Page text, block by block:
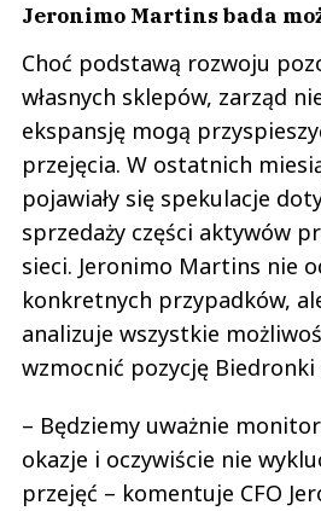
Jeronimo Martins bada
Choć podstawą rozwoju
własnych sklepów, zarząd
ekspansję mogą
przejęcia. W ostatnich
pojawiały się spekulacje
sprzedaży części aktywów
sieci. Jeronimo Martins nie
konkretnych przypadków,
analizuje wszystkie
wzmocnić pozycję Biedronki
– Będziemy uważnie
okazje i oczywiście nie
przejęć – komentuje CFO